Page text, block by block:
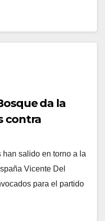
da la
contra
salido en torno a la
Vicente Del
para el partido